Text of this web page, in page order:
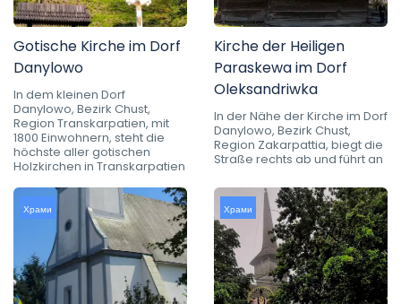
Gotische Kirche im Dorf
Danylowo
In dem kleinen Dorf
Danylowo, Bezirk Chust,
Region Transkarpatien, mit
1800 Einwohnern, steht die
höchste aller gotischen
Holzkirchen in Transkarpatien
Kirche der Heiligen
Paraskewa im Dorf
Oleksandriwka
In der Nähe der Kirche im Dorf
Danylowo, Bezirk Chust,
Region Zakarpattia, biegt die
Straße rechts ab und führt an
Храми Храми